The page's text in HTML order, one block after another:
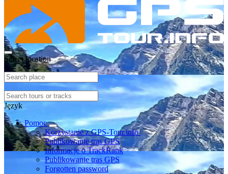
Select location
Język
Pomoc
Korzystanie z GPS-Tour.info
Publikowanie tras GPS
Informacje o TrackRank
Publikowanie tras GPS
Forgotten password